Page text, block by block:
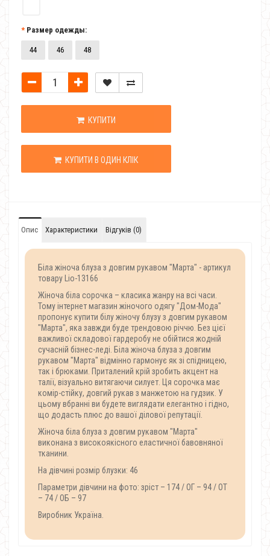
Размер одежды:
44 46 48
КУПИТИ
КУПИТИ В ОДИН КЛІК
Опис Характеристики Відгуків (0)
Біла жіноча блуза з довгим рукавом "Марта" - артикул
товару Lio-13166
Жіноча біла сорочка – класика жанру на всі часи.
Тому інтернет магазин жіночого одягу "Дом-Мода"
пропонує купити білу жіночу блузу з довгим рукавом
"Марта", яка завжди буде трендовою річчю. Без цієї
важливої складової гардеробу не обійтися жодній
сучасній бізнес-леді. Біла жіноча блуза з довгим
рукавом "Марта" відмінно гармонує як зі спідницею,
так і брюками. Приталений крій зробить акцент на
талії, візуально витягаючи силует. Ця сорочка має
комір-стійку, довгий рукав з манжетою на гудзик. У
цьому вбранні ви будете виглядати елегантно і гідно,
що додасть плюс до вашої ділової репутації.
Жіноча біла блуза з довгим рукавом "Марта"
виконана з високоякісного еластичної бавовняної
тканини.
На дівчині розмір блузки: 46
Параметри дівчини на фото: зріст – 174 / ОГ – 94 / ОТ
– 74 / ОБ – 97
Виробник Україна.